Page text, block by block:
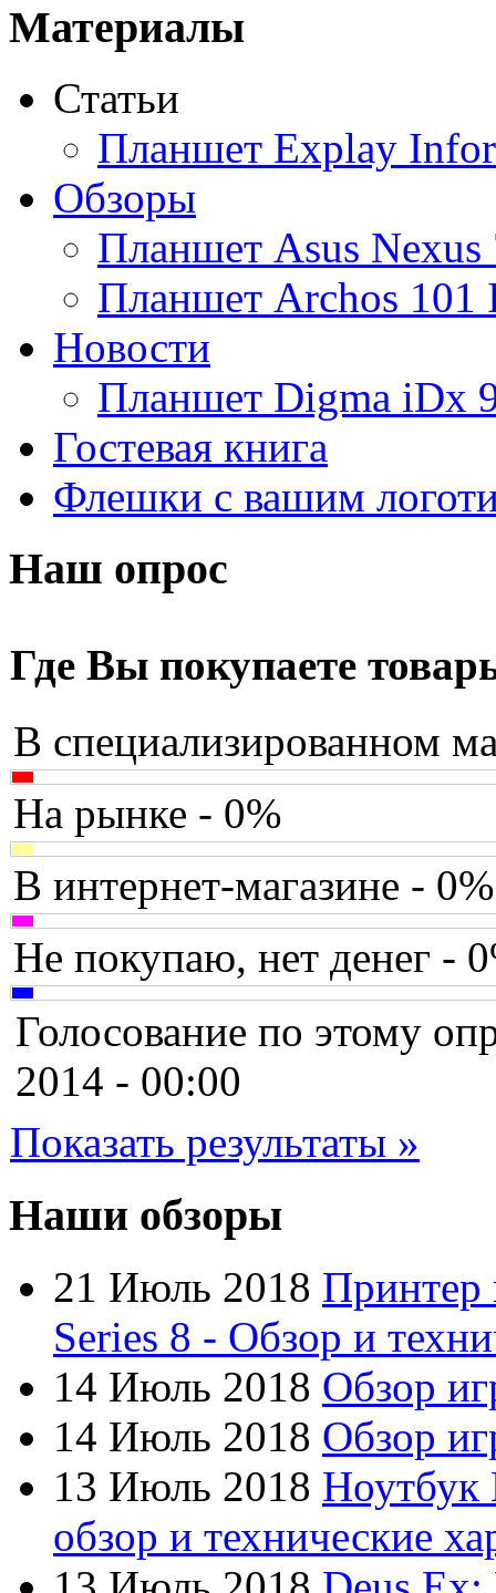
Acme
Ainol
Altinet
Amazon
Amber
Ampe
Apache
Apple(18)
Apriori
Archos
Armaggeddon
Assistant
Asus(25)
Barnes&noble
Brain
Brava(1)
Canyon
Cbr
Chicony
Codegen
Cooler master
Cube
Cyborg
Datex
Dell(7)
Dex
Everest
Firtech
Flyper
Foxconn
Материалы
Статьи
Планшет Explay
Обзоры
Планшет Asus Nexus
Планшет Archos 101
Новости
Планшет Digma iDx
Гостевая книга
Флешки с вашим
Наш опрос
Где Вы покупаете
В специализированном
На рынке - 0%
В интернет-магазине - 0%
Не покупаю, нет денег -
Голосование по этому
2014 - 00:00
Показать результаты »
Наши обзоры
21 Июль 2018 Принтер
Series 8 - Обзор и
14 Июль 2018 Обзор
14 Июль 2018 Обзор
13 Июль 2018 Ноутбук
обзор и технические